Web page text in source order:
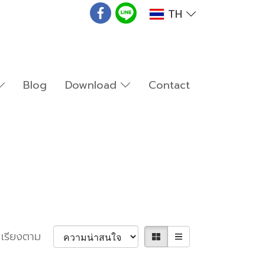
TH
Blog Download Contact
เรียงตาม